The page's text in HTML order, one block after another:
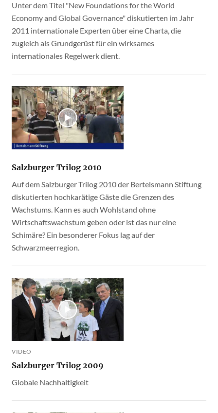
Unter dem Titel "New Foundations for the World
Economy and Global Governance" diskutierten im Jahr
2011 internationale Experten über eine Charta, die
zugleich als Grundgerüst für ein wirksames
internationales Regelwerk dient.
Salzburger Trilog 2010
Auf dem Salzburger Trilog 2010 der Bertelsmann Stiftung
diskutierten hochkarätige Gäste die Grenzen des
Wachstums. Kann es auch Wohlstand ohne
Wirtschaftswachstum geben oder ist das nur eine
Schimäre? Ein besonderer Fokus lag auf der
Schwarzmeerregion.
VIDEO
Salzburger Trilog 2009
Globale Nachhaltigkeit